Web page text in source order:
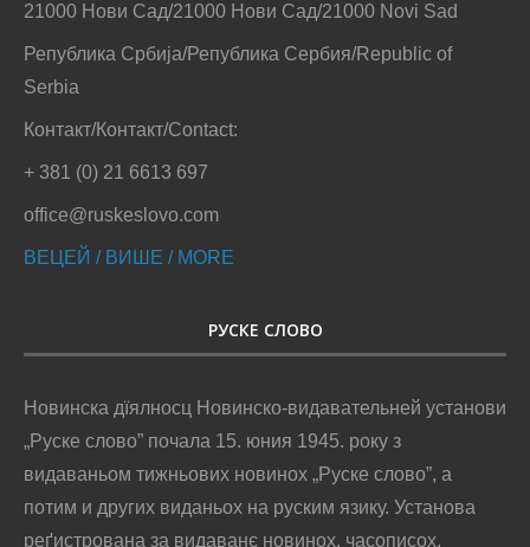
21000 Нови Сад/21000 Нови Сад/21000 Novi Sad
Република Србија/Република Сербия/Republic of
Serbia
Контакт/Контакт/Contact:
+ 381 (0) 21 6613 697
office@ruskeslovo.com
ВЕЦЕЙ / ВИШЕ / MORE
РУСКЕ СЛОВО
Новинска дїялносц Новинско-видавательней установи
„Руске слово” почала 15. юния 1945. року з
видаваньом тижньових новинох „Руске слово”, а
потим и других виданьох на руским язику. Установа
реґистрована за видаванє новинох, часописох,